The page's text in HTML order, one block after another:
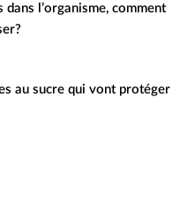
dans l’organisme, comment
au sucre qui vont protéger